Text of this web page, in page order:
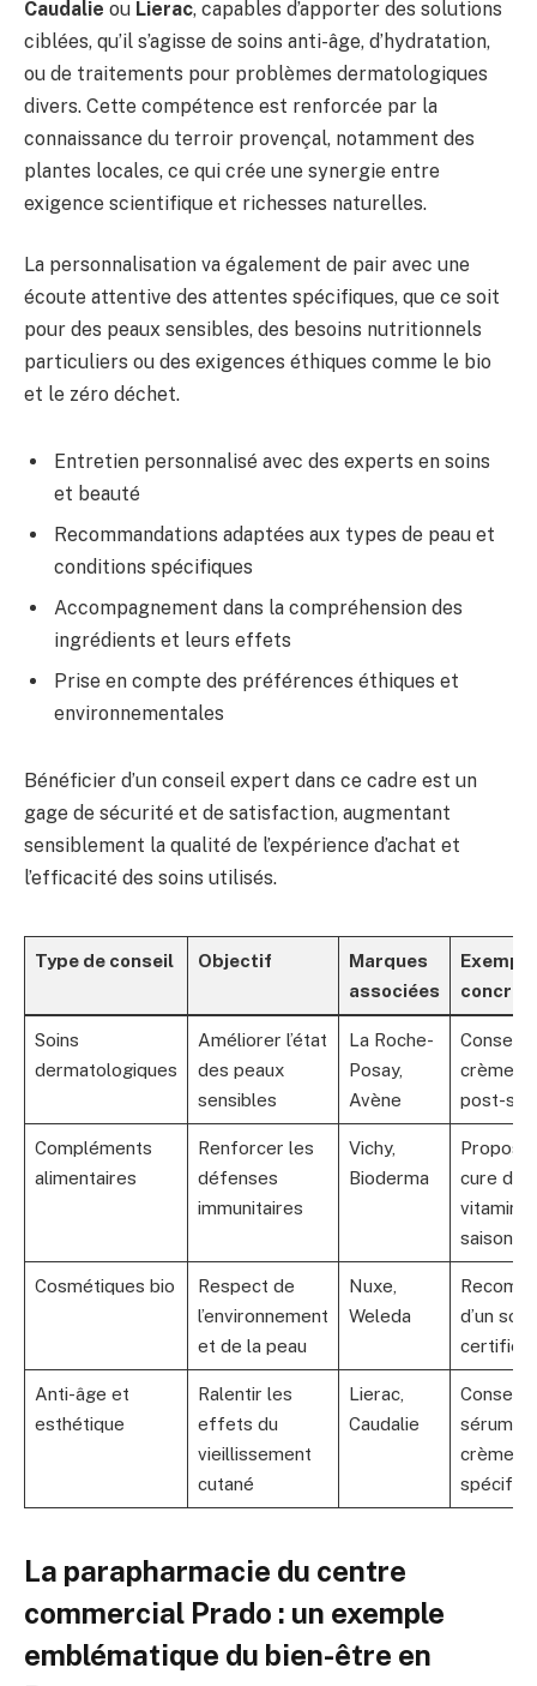
Caudalie ou Lierac, capables d’apporter des solutions
ciblées, qu’il s’agisse de soins anti-âge, d’hydratation,
ou de traitements pour problèmes dermatologiques
divers. Cette compétence est renforcée par la
connaissance du terroir provençal, notamment des
plantes locales, ce qui crée une synergie entre
exigence scientifique et richesses naturelles.
La personnalisation va également de pair avec une
écoute attentive des attentes spécifiques, que ce soit
pour des peaux sensibles, des besoins nutritionnels
particuliers ou des exigences éthiques comme le bio
et le zéro déchet.
Entretien personnalisé avec des experts en soins
et beauté
Recommandations adaptées aux types de peau et
conditions spécifiques
Accompagnement dans la compréhension des
ingrédients et leurs effets
Prise en compte des préférences éthiques et
environnementales
Bénéficier d’un conseil expert dans ce cadre est un
gage de sécurité et de satisfaction, augmentant
sensiblement la qualité de l’expérience d’achat et
l’efficacité des soins utilisés.
Type de conseil Objectif
Marques
associées
Exemple
concret
Soins
dermatologiques
Améliorer l’état
des peaux
sensibles
La Roche-
Posay,
Avène
Conseil
crème
post-
Compléments
alimentaires
Renforcer les
défenses
immunitaires
Vichy,
Bioderma
cure de
Cosmétiques bio
Respect de
l’environnement
et de la peau
Nuxe,
Weleda
d’un
certifié
Anti-âge et
esthétique
Ralentir les
effets du
vieillissement
cutané
Lierac,
Caudalie
Conseil
sérums
crèmes
La parapharmacie du centre
commercial Prado : un exemple
emblématique du bien-être en